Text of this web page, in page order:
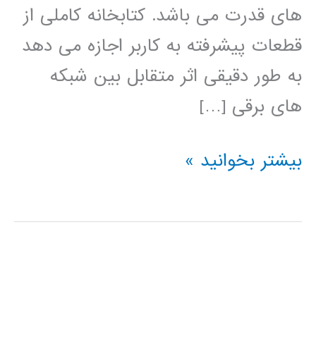
های قدرت می باشد. کتابخانه کاملی از
قطعات پیشرفته به کاربر اجازه می دهد
به طور دقیقی اثر متقابل بین شبکه
های برقی […]
آموزش
افزار
بیشتر بخوانید »